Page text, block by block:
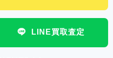
LINE買取査定